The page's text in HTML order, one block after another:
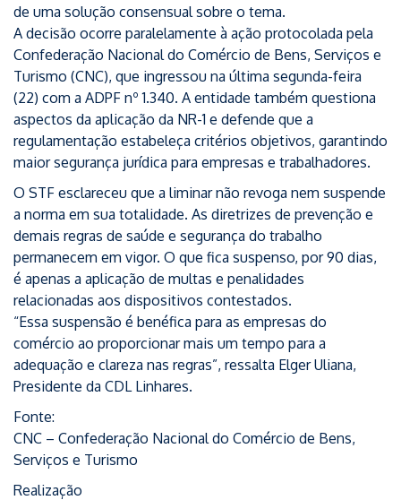
de uma solução consensual sobre o tema.
A decisão ocorre paralelamente à ação protocolada pela
Confederação Nacional do Comércio de Bens, Serviços e
Turismo (CNC), que ingressou na última segunda-feira
(22) com a ADPF nº 1.340. A entidade também questiona
aspectos da aplicação da NR-1 e defende que a
regulamentação estabeleça critérios objetivos, garantindo
maior segurança jurídica para empresas e trabalhadores.
O STF esclareceu que a liminar não revoga nem suspende
a norma em sua totalidade. As diretrizes de prevenção e
demais regras de saúde e segurança do trabalho
permanecem em vigor. O que fica suspenso, por 90 dias,
é apenas a aplicação de multas e penalidades
relacionadas aos dispositivos contestados.
“Essa suspensão é benéfica para as empresas do
comércio ao proporcionar mais um tempo para a
adequação e clareza nas regras”, ressalta Elger Uliana,
Presidente da CDL Linhares.
Fonte:
CNC – Confederação Nacional do Comércio de Bens,
Serviços e Turismo
Realização